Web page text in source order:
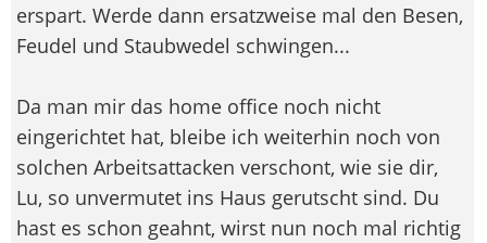
erspart. Werde dann ersatzweise mal den Besen,
Feudel und Staubwedel schwingen...
Da man mir das home office noch nicht
eingerichtet hat, bleibe ich weiterhin noch von
solchen Arbeitsattacken verschont, wie sie dir,
Lu, so unvermutet ins Haus gerutscht sind. Du
hast es schon geahnt, wirst nun noch mal richtig